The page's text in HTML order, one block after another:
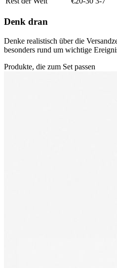
Denk dran
Denke realistisch über die
besonders rund um wichtige
Produkte, die zum Set passen